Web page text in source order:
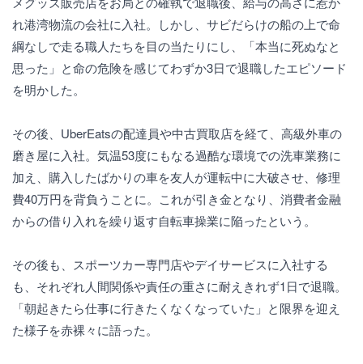
れ港湾物流の会社に入社。しかし、サビだらけの船の上で命
綱なしで走る職人たちを目の当たりにし、「本当に死ぬなと
思った」と命の危険を感じてわずか3日で退職したエピソード
を明かした。
その後、UberEatsの配達員や中古買取店を経て、高級外車の
磨き屋に入社。気温53度にもなる過酷な環境での洗車業務に
加え、購入したばかりの車を友人が運転中に大破させ、修理
費40万円を背負うことに。これが引き金となり、消費者金融
からの借り入れを繰り返す自転車操業に陥ったという。
その後も、スポーツカー専門店やデイサービスに入社する
も、それぞれ人間関係や責任の重さに耐えきれず1日で退職。
「朝起きたら仕事に行きたくなくなっていた」と限界を迎え
た様子を赤裸々に語った。